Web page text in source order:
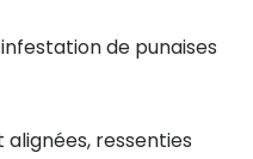
de punaises
alignées, ressenties